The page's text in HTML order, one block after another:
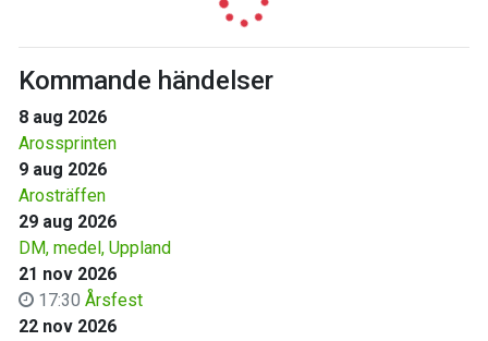
Kommande händelser
8 aug 2026
Arossprinten
9 aug 2026
Arosträffen
29 aug 2026
DM, medel, Uppland
21 nov 2026
17:30 Årsfest
22 nov 2026